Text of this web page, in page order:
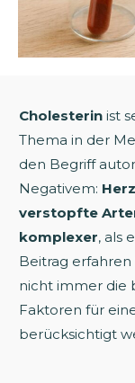
Cholesterin ist
Thema in der
den Begriff
Negativem:
verstopfte
komplexer, als
Beitrag erfahren
nicht immer die
Faktoren für
berücksichtigt